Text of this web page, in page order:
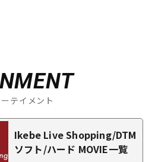
テイメント
Ikebe Live Shopping/DTM
ソフト/ハード MOVIE一覧